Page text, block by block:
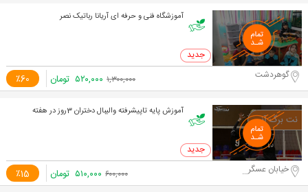
آموزشگاه فنی و حرفه ای آریانا رباتیک نصر
0 خرید
٪60 گوهردشت ۱,۳۰۰,۰۰۰ ۵۲۰,۰۰۰ تومان
آموزش پایه تاپیشرفته والیبال دختران 3روز در هفته
0 خرید
٪15 خیابان عسگریه، خیابان مشکین ۶۰۰,۰۰۰ ۵۱۰,۰۰۰ تومان